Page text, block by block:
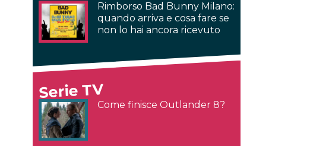
Rimborso Bad Bunny Milano:
quando arriva e cosa fare se
non lo hai ancora ricevuto
Serie TV
Come finisce Outlander 8?